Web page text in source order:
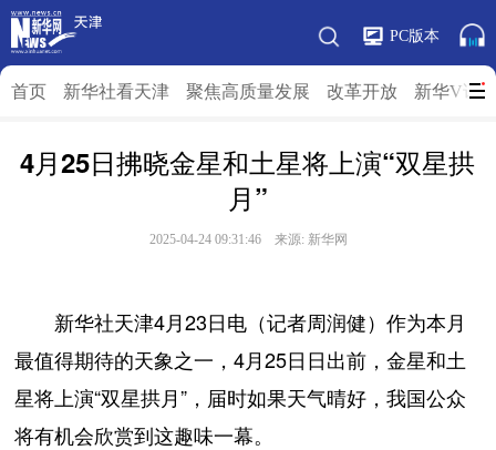
PC版本
首页 新华社看天津 聚焦高质量发展 改革开放 新华V访
4月25日拂晓金星和土星将上演“双星拱
月”
2025-04-24 09:31:46 来源: 新华网
新华社天津4月23日电（记者周润健）作为本月
最值得期待的天象之一，4月25日日出前，金星和土
星将上演“双星拱月”，届时如果天气晴好，我国公众
将有机会欣赏到这趣味一幕。